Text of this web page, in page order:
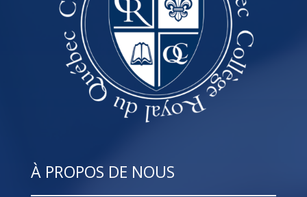
À PROPOS DE NOUS